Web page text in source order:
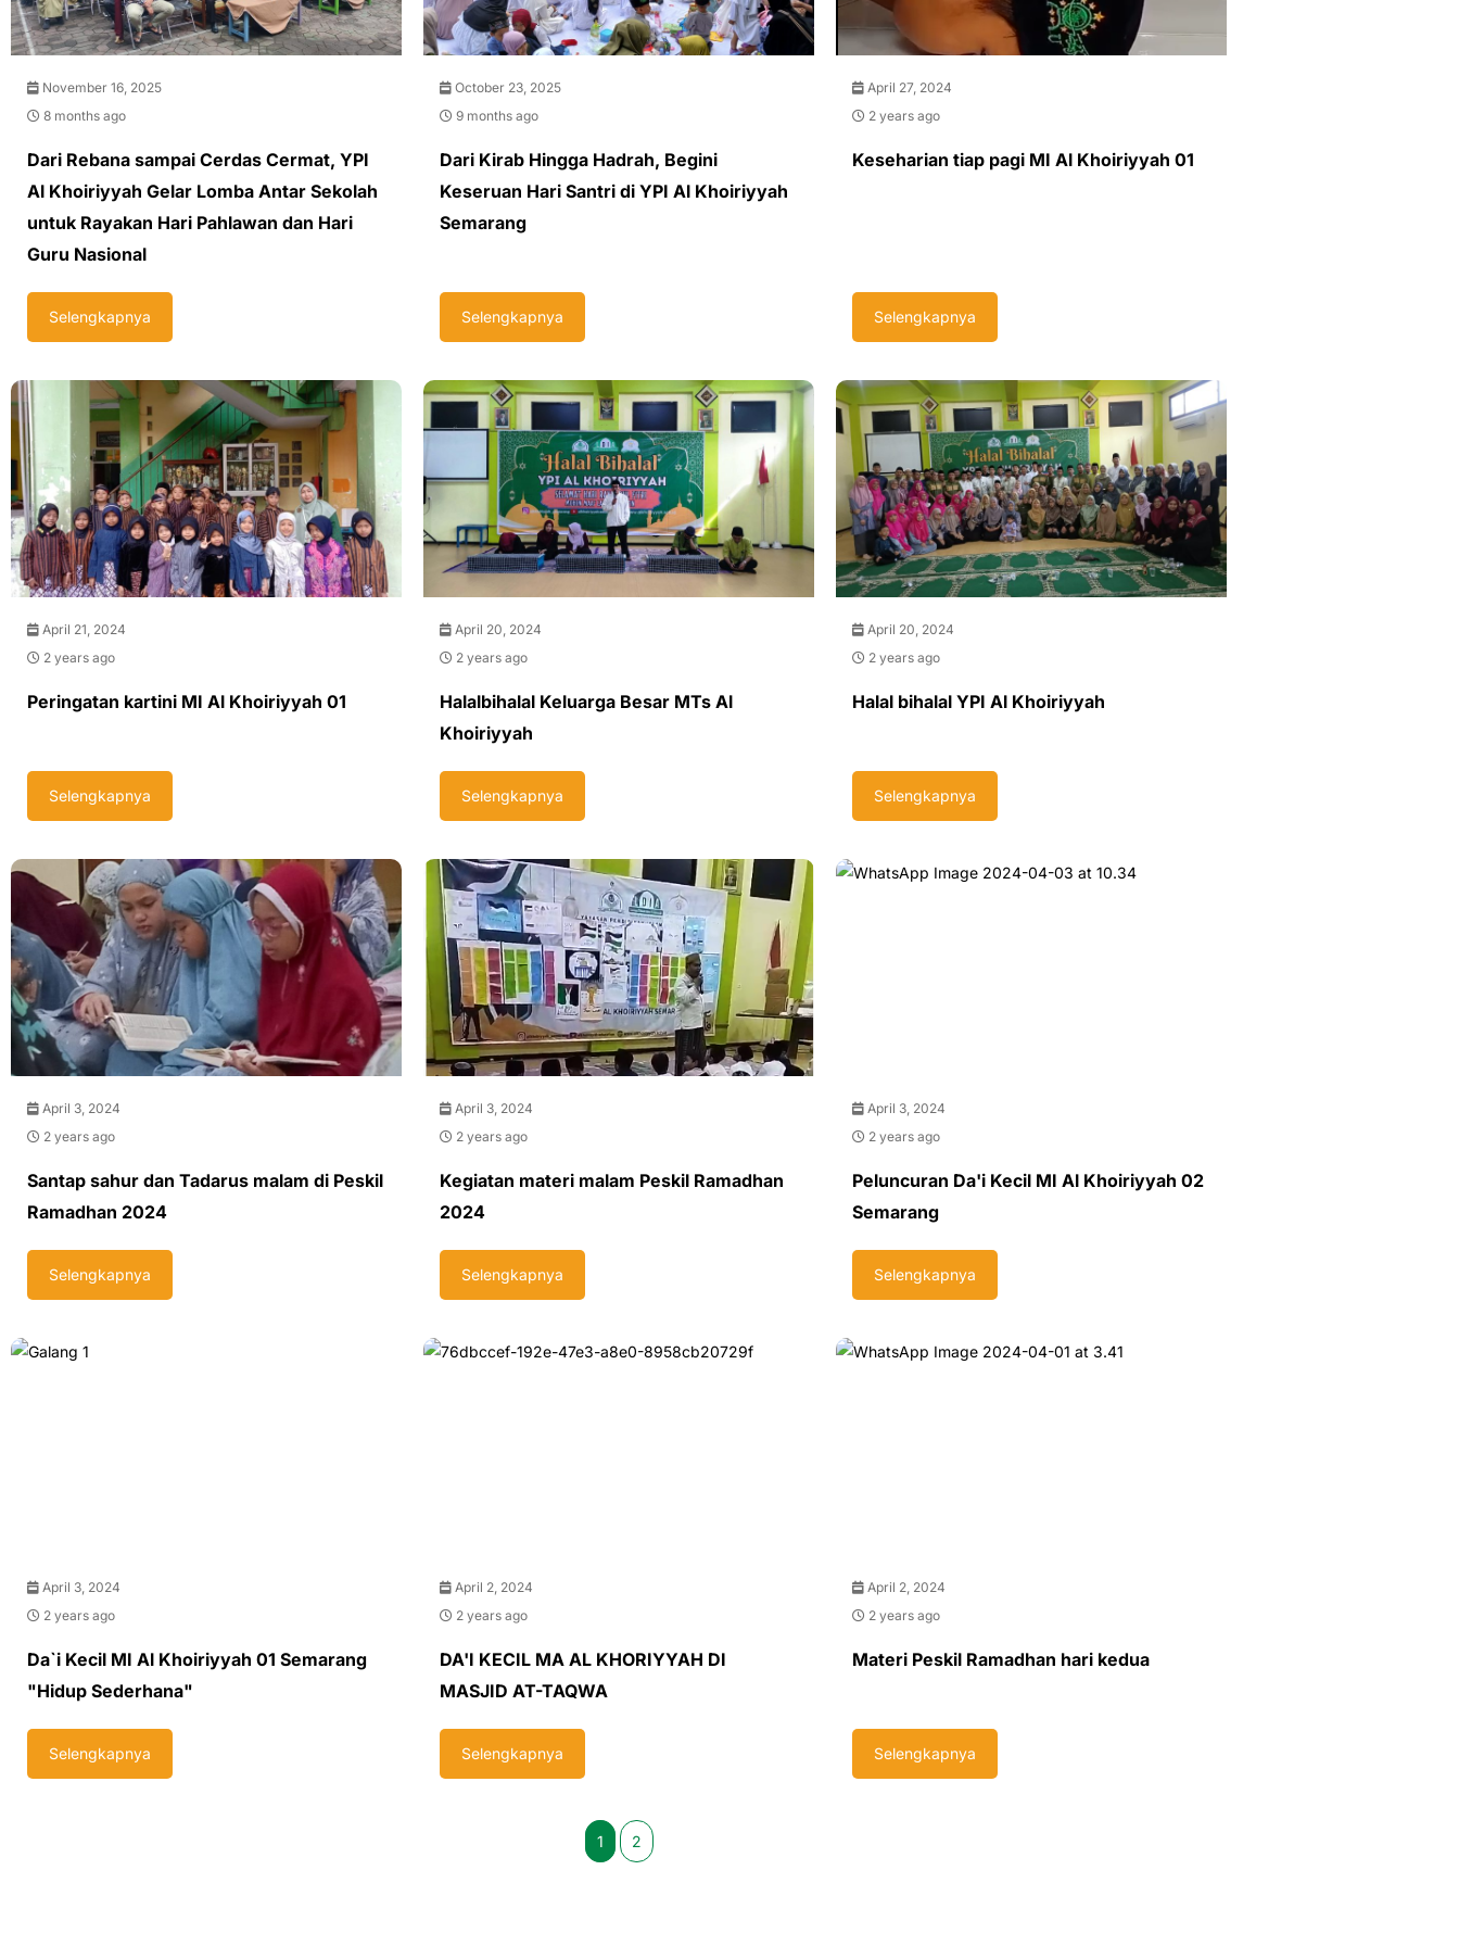
November 16, 2025
8 months ago
Dari Rebana sampai Cerdas Cermat, YPI
Al Khoiriyyah Gelar Lomba Antar Sekolah
untuk Rayakan Hari Pahlawan dan Hari
Guru Nasional
Selengkapnya
October 23, 2025
9 months ago
Dari Kirab Hingga Hadrah, Begini
Keseruan Hari Santri di YPI Al Khoiriyyah
Semarang
Selengkapnya
April 27, 2024
2 years ago
Keseharian tiap pagi MI Al Khoiriyyah 01
Selengkapnya
April 21, 2024
2 years ago
Peringatan kartini MI Al Khoiriyyah 01
Selengkapnya
April 20, 2024
2 years ago
Halalbihalal Keluarga Besar MTs Al
Khoiriyyah
Selengkapnya
April 20, 2024
2 years ago
Halal bihalal YPI Al Khoiriyyah
Selengkapnya
April 3, 2024
2 years ago
Santap sahur dan Tadarus malam di Peskil
Ramadhan 2024
Selengkapnya
April 3, 2024
2 years ago
Kegiatan materi malam Peskil Ramadhan
2024
Selengkapnya
April 3, 2024
2 years ago
Peluncuran Da'i Kecil MI Al Khoiriyyah 02
Semarang
Selengkapnya
April 3, 2024
2 years ago
Da`i Kecil MI Al Khoiriyyah 01 Semarang
"Hidup Sederhana"
Selengkapnya
April 2, 2024
2 years ago
DA'I KECIL MA AL KHORIYYAH DI
MASJID AT-TAQWA
Selengkapnya
April 2, 2024
2 years ago
Materi Peskil Ramadhan hari kedua
Selengkapnya
1 2